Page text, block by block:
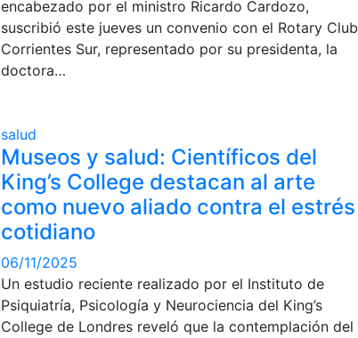
encabezado por el ministro Ricardo Cardozo,
suscribió este jueves un convenio con el Rotary Club
Corrientes Sur, representado por su presidenta, la
doctora…
salud
Museos y salud: Científicos del
King’s College destacan al arte
como nuevo aliado contra el estrés
cotidiano
06/11/2025
Un estudio reciente realizado por el Instituto de
Psiquiatría, Psicología y Neurociencia del King’s
College de Londres reveló que la contemplación del